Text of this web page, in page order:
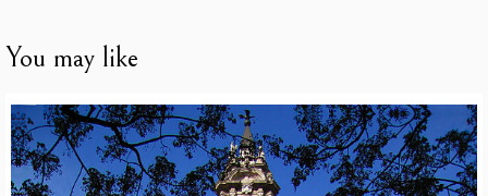
You may like